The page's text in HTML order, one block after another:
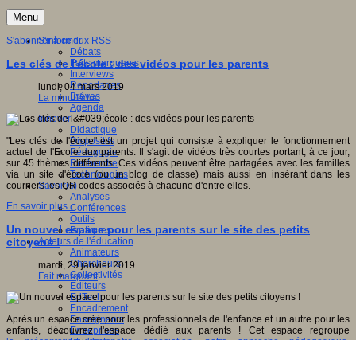
Menu
S'informer
Débats
Faits marquants
Interviews
Reportages
Brèves
Agenda
Innover
Didactique
Dispositifs
Pédagogie
Recherche
Technologies
Savoir(s)
Analyses
Conférences
Outils
Pratiques
Acteurs de l'éducation
Animateurs
Chercheurs
Collectivités
Editeurs
EdTech
Encadrement
Enseignants
Entreprises
S'abonner à ce flux RSS
Les clés de l'école : des vidéos pour les parents
lundi, 04 mars 2019
La minut’éduc
"Les clés de l'école" est un projet qui consiste à expliquer le fonctionnement
actuel de l'Ecole aux parents. Il s'agit de vidéos très courtes portant, à ce jour,
sur 45 thèmes différents. Ces vidéos peuvent être partagées avec les familles
via un site d'école (ou un blog de classe) mais aussi en insérant dans les
courriers les QR codes associés à chacune d'entre elles.
En savoir plus...
Un nouvel espace pour les parents sur le site des petits
citoyens !
mardi, 29 janvier 2019
Fait marquant
Après un espace créé pour les professionnels de l'enfance et un autre pour les
enfants, découvrez l'espace dédié aux parents ! Cet espace regroupe